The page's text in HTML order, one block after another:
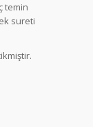
Yurtdışı
Engelli
Geçerli
temin
sureti